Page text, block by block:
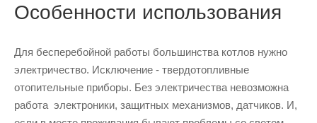
Особенности использования
Для бесперебойной работы большинства котлов нужно
электричество. Исключение - твердотопливные
отопительные приборы. Без электричества невозможна
работа электроники, защитных механизмов, датчиков. И,